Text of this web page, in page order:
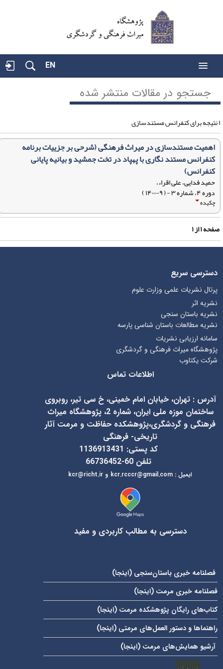
EN
جستجو در مقالات منتشر شده
اهمیت مستندسازی در میراث فرهنگی (شرحی بر جزییات برنامه
کنفرانس مستند نگاری با پهپاد در تخت جمشید و بیانیه پایانی
کنفرانس)
حمید فدایی، علی اقراء،
دوره ۴، شماره ۳ - ( ۹-۱۴۰۰ )
چکیده
۱از۱
دسترسی سریع
پرتال نشریات علمی وزارت علوم
نشریه اثر
نشریه باستان سنجی
نشریه مطالعات باستان شناسی پارسه
سامانه ارزیابی نشریات
پژوهشگاه میراث فرهنگی و گردشگری
شرکت یکتاوب
اطلاعات تماس
آدرس : تهران، خیابان امام خمینی، خ سی تیر، روبروی
ساختمان موزه ملی ایران، شماره 2، پژوهشگاه میراث
فرهنگی و گردشگری،پژوهشکده حفاظت و مرمت آثار
تاریخی- فرهنگی
کد پستی: 1136913431
تلفن 60-66736452
ایمیل:
kcr@richt.ir و kcr.rcccr@gmail.com
دسترسی به مطالب کاربردی و مفید
فصلنامه خبری باستان‌سنجی ( اینجا)
فصلنامه خبری مرمت ( اینجا)
کتاب‌های رایگان پژوهشکده مرمت ( اینجا)
راهنماها و دستور العمل‌های مرمتی ( اینجا)
آرشیو همایش‌های مرمت ( اینجا)